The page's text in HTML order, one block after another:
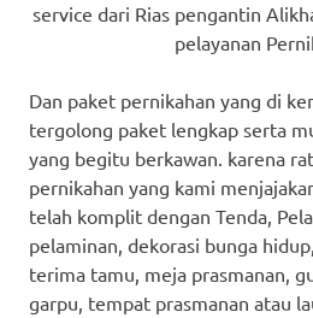
service dari Rias pengantin
pelayanan
Dan paket pernikahan yang di
tergolong paket lengkap serta
yang begitu berkawan. karena
pernikahan yang kami
telah komplit dengan Tenda,
pelaminan, dekorasi bunga
terima tamu, meja prasmanan,
garpu, tempat prasmanan atau